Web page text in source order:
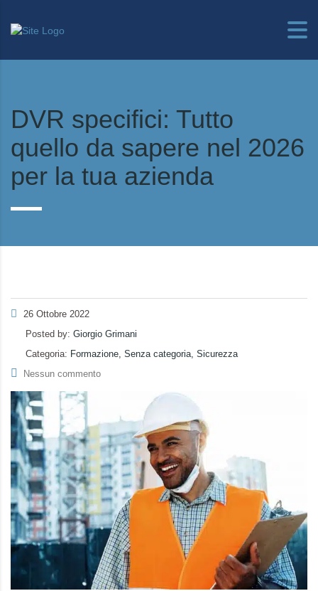
DVR specifici: Tutto
quello da sapere nel 2026
per la tua azienda
26 Ottobre 2022
Posted by: Giorgio Grimani
Categoria: Formazione, Senza categoria, Sicurezza
Nessun commento